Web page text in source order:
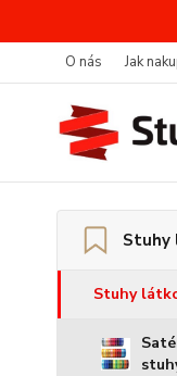
O nás Jak
Stuhy
Stuhy